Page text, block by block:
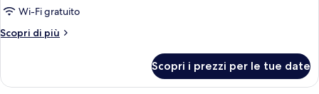
Wi-Fi gratuito
Scopri di più
Altri
Scopri i prezzi per le tue date